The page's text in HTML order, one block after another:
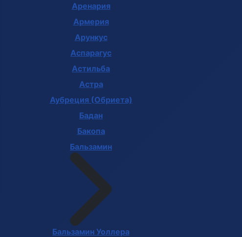
Аренария
Армерия
Арункус
Аспарагус
Астильба
Астра
Аубреция (Обриета)
Бадан
Бакопа
Бальзамин
Бальзамин Уоллера